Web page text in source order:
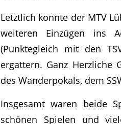
Letztlich konnte der MTV
weiteren Einzügen ins
(Punktegleich mit den
ergattern. Ganz Herzliche
des Wanderpokals, dem
Insgesamt waren beide
schönen Spielen und